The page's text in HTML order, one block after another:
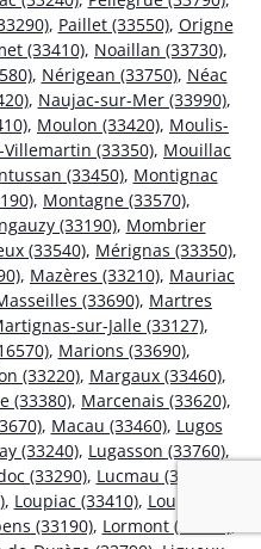
, Paillet (33550), Origne
(33410), Noaillan (33730),
, Nérigean (33750), Néac
, Naujac-sur-Mer (33990),
, Moulon (33420), Moulis-
(33350), Mouillac
(33450), Montignac
, Montagne (33570),
(33190), Mombrier
(33540), Mérignas (33350),
, Mazères (33210), Mauriac
(33690), Martres
sur-Jalle (33127),
, Marions (33690),
(33220), Margaux (33460),
(33380), Marcenais (33620),
, Macau (33460), Lugos
(33240), Lugasson (33760),
(33290), Lucmau (33840)
, Loupiac (33410), Loupes
(33190), Lormont (33310)